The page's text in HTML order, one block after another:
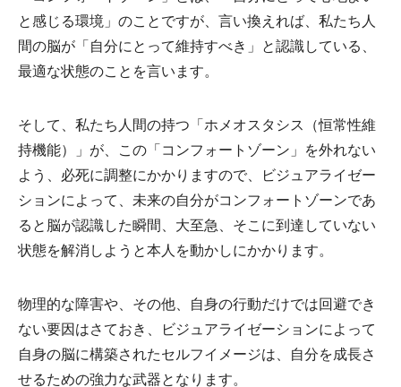
と感じる環境」のことですが、言い換えれば、私たち人
間の脳が「自分にとって維持すべき」と認識している、
最適な状態のことを言います。
そして、私たち人間の持つ「ホメオスタシス（恒常性維
持機能）」が、この「コンフォートゾーン」を外れない
よう、必死に調整にかかりますので、ビジュアライゼー
ションによって、未来の自分がコンフォートゾーンであ
ると脳が認識した瞬間、大至急、そこに到達していない
状態を解消しようと本人を動かしにかかります。
物理的な障害や、その他、自身の行動だけでは回避でき
ない要因はさておき、ビジュアライゼーションによって
自身の脳に構築されたセルフイメージは、自分を成長さ
せるための強力な武器となります。